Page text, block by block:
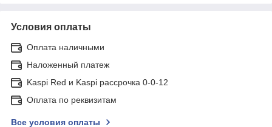
Условия оплаты
Оплата наличными
Наложенный платеж
Kaspi Red и Kaspi рассрочка 0-0-12
Оплата по реквизитам
Все условия оплаты